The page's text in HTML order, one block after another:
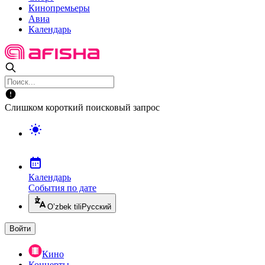
Кинопремьеры
Авиа
Календарь
Слишком короткий поисковый запрос
Календарь
События по дате
O’zbek tili Русский
Войти
Кино